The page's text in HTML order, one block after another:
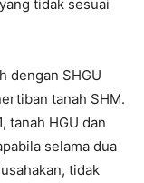
tidak sesuai
dengan SHGU
tanah SHM.
tanah HGU dan
selama dua
tidak